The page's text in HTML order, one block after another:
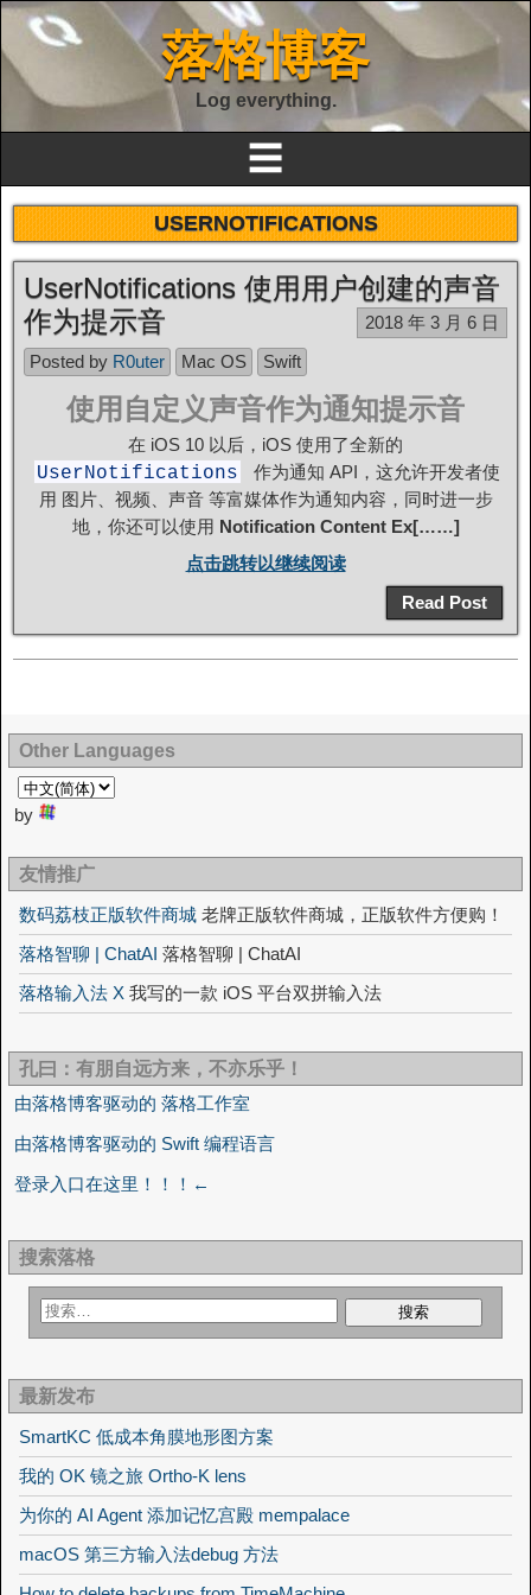
落格博客
Log everything.
☰
USERNOTIFICATIONS
UserNotifications 使用用户创建的声音
作为提示音
2018 年 3 月 6 日
Posted by R0uter Mac OS Swift
使用自定义声音作为通知提示音
在 iOS 10 以后，iOS 使用了全新的
UserNotifications
作为通知 API，这允许开发者使
用 图片、视频、声音 等富媒体作为通知内容，同时进一步
地，你还可以使用 Notification Content Ex[……]
点击跳转以继续阅读
Read Post
Other Languages
by
友情推广
数码荔枝正版软件商城 老牌正版软件商城，正版软件方便购！
落格智聊 | ChatAI 落格智聊 | ChatAI
落格输入法 X 我写的一款 iOS 平台双拼输入法
孔曰：有朋自远方来，不亦乐乎！
由落格博客驱动的 落格工作室
由落格博客驱动的 Swift 编程语言
登录入口在这里！！！←
搜索落格
最新发布
SmartKC 低成本角膜地形图方案
我的 OK 镜之旅 Ortho-K lens
为你的 AI Agent 添加记忆宫殿 mempalace
macOS 第三方输入法debug 方法